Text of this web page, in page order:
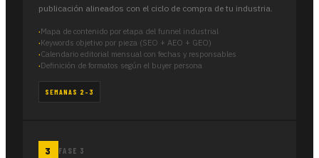
publicación alineados con el ciclo de compra de tu industria.
Mapa de contenido por etapa del funnel industrial
Keywords objetivo por pieza (SEO + AEO + GEO)
Calendario editorial mensual con fechas y responsables
Definición de formatos según el buyer persona
SEMANAS 2–3
FASE 3